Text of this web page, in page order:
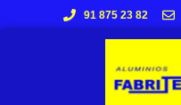
91 875 23 82